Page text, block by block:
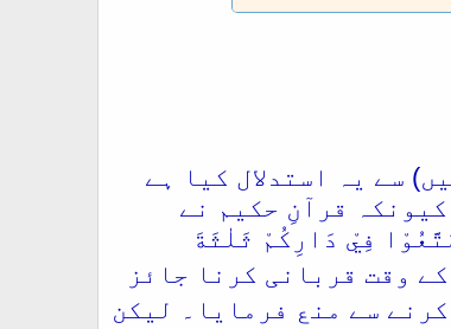
سے یہ استدلال کیا ہے
قرآنِ حکیم نے
فِيْ دَارِكُمْ ثَلٰثَةَ
وقت قربانی کرنا جائز
سے منع فرمایا۔ لیکن